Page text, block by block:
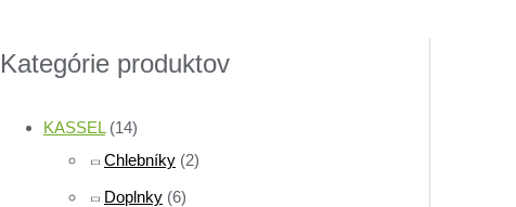
Kategórie produktov
KASSEL (14)
Chlebníky (2)
Doplnky (6)